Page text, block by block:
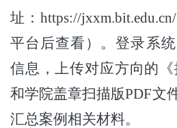
址：https://
平台后查看）。登录系
信息，上传对应方向的
和学院盖章扫描版PDF文
汇总案例相关材料。